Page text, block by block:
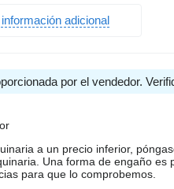
adicional
por el vendedor.
a un precio inferior,
Una forma de engaño
para que lo comprobemos.